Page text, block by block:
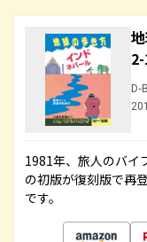
D-
1981年、旅人のバイ
の初版が復刻版で再
です。